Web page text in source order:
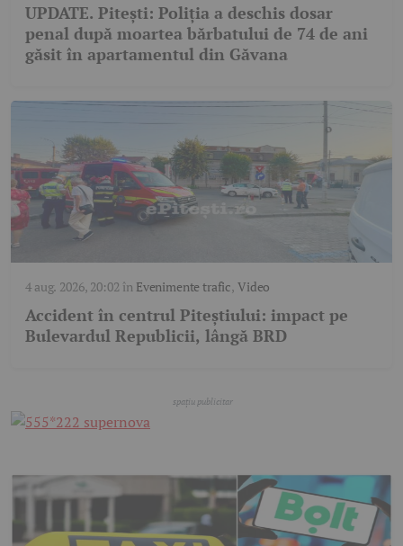
UPDATE. Pitești: Poliția a deschis dosar
penal după moartea bărbatului de 74 de ani
găsit în apartamentul din Găvana
4 aug. 2026, 20:02 în Evenimente trafic,Video
Accident în centrul Piteștiului: impact pe
Bulevardul Republicii, lângă BRD